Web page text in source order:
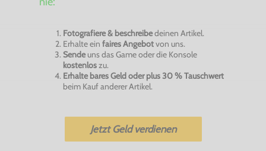
Fotografiere & beschreibedeinen Artikel.
Erhalte ein faires Angebotvon uns.
Sendeuns das Game oder die Konsole
kostenloszu.
Erhalte bares Geld oder plus 30 % Tauschwert
beim Kauf anderer Artikel.
Jetzt Geld verdienen